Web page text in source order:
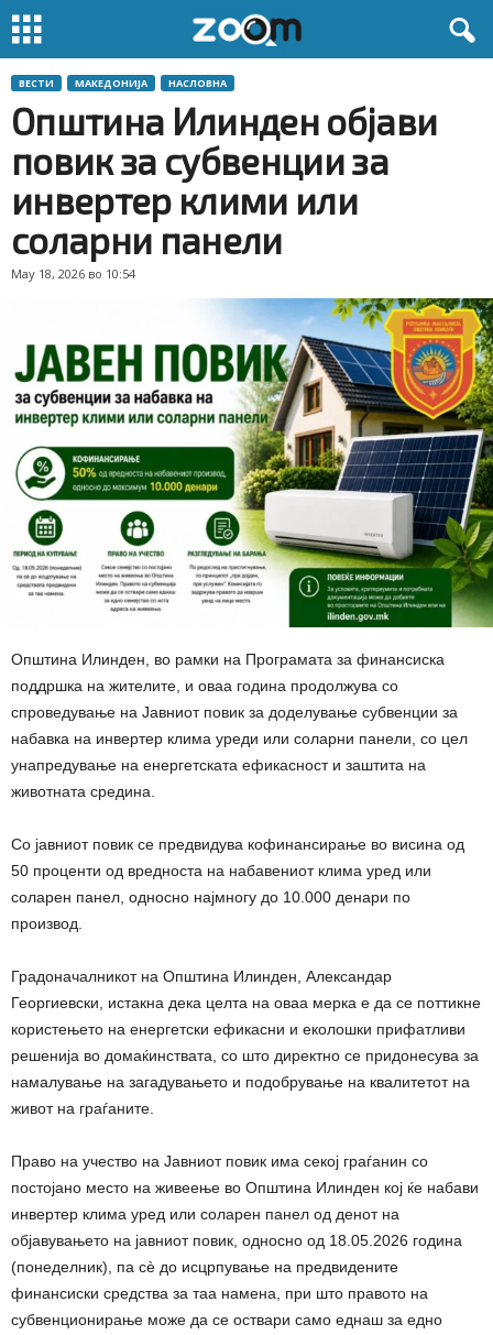
ВЕСТИ МАКЕДОНИЈА НАСЛОВНА
Oпштина Илинден објави
повик за субвенции за
инвертер клими или
соларни панели
May 18, 2026 во 10:54
Општина Илинден, во рамки на Програмата за финансиска
поддршка на жителите, и оваа година продолжува со
спроведување на Јавниот повик за доделување субвенции за
набавка на инвертер клима уреди или соларни панели, со цел
унапредување на енергетската ефикасност и заштита на
животната средина.
Со јавниот повик се предвидува кофинансирање во висина од
50 проценти од вредноста на набавениот клима уред или
соларен панел, односно најмногу до 10.000 денари по
производ.
Градоначалникот на Општина Илинден, Александар
Георгиевски, истакна дека целта на оваа мерка е да се поттикне
користењето на енергетски ефикасни и еколошки прифатливи
решенија во домаќинствата, со што директно се придонесува за
намалување на загадувањето и подобрување на квалитетот на
живот на граѓаните.
Право на учество на Јавниот повик има секој граѓанин со
постојано место на живеење во Општина Илинден кој ќе набави
инвертер клима уред или соларен панел од денот на
објавувањето на јавниот повик, односно од 18.05.2026 година
(понеделник), па сè до исцрпување на предвидените
финансиски средства за таа намена, при што правото на
субвенционирање може да се оствари само еднаш за едно